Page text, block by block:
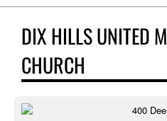
DIX HILLS UNITED
CHURCH
400